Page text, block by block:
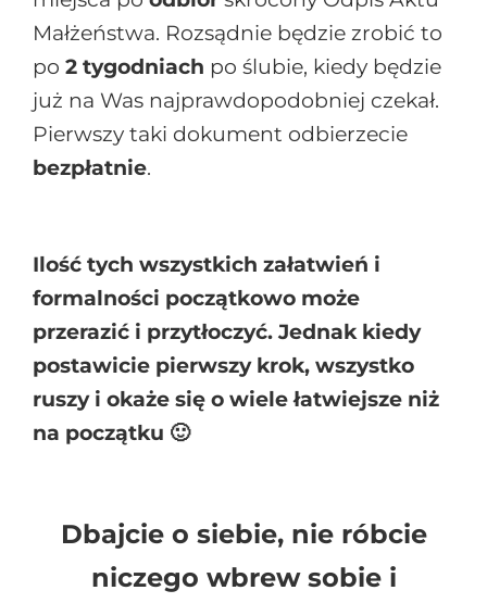
Małżeństwa. Rozsądnie będzie zrobić to
po 2 tygodniach po ślubie, kiedy będzie
już na Was najprawdopodobniej czekał.
Pierwszy taki dokument odbierzecie
bezpłatnie.
Ilość tych wszystkich załatwień i
formalności początkowo może
przerazić i przytłoczyć. Jednak kiedy
postawicie pierwszy krok, wszystko
ruszy i okaże się o wiele łatwiejsze niż
na początku 🙂
Dbajcie o siebie, nie róbcie
niczego wbrew sobie i